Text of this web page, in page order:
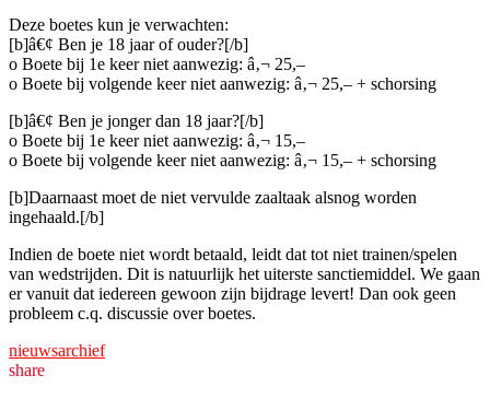
Deze boetes kun je verwachten:
[b]â€¢ Ben je 18 jaar of ouder?[/b]
o Boete bij 1e keer niet aanwezig: â‚¬ 25,–
o Boete bij volgende keer niet aanwezig: â‚¬ 25,– + schorsing
[b]â€¢ Ben je jonger dan 18 jaar?[/b]
o Boete bij 1e keer niet aanwezig: â‚¬ 15,–
o Boete bij volgende keer niet aanwezig: â‚¬ 15,– + schorsing
[b]Daarnaast moet de niet vervulde zaaltaak alsnog worden
ingehaald.[/b]
Indien de boete niet wordt betaald, leidt dat tot niet trainen/spelen
van wedstrijden. Dit is natuurlijk het uiterste sanctiemiddel. We gaan
er vanuit dat iedereen gewoon zijn bijdrage levert! Dan ook geen
probleem c.q. discussie over boetes.
nieuwsarchief
share